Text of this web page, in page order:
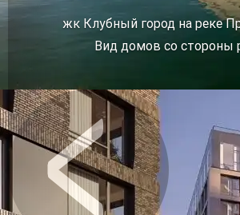
жк Клубный город на реке
Вид домов со стороны